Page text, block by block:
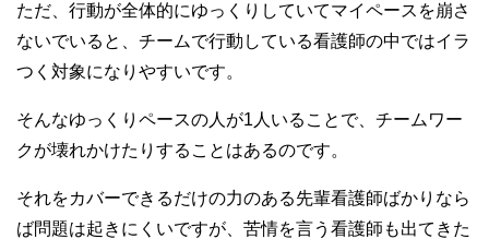
ただ、行動が全体的にゆっくりしていてマイペースを崩さ
ないでいると、チームで行動している看護師の中ではイラ
つく対象になりやすいです。
そんなゆっくりペースの人が1人いることで、チームワー
クが壊れかけたりすることはあるのです。
それをカバーできるだけの力のある先輩看護師ばかりなら
ば問題は起きにくいですが、苦情を言う看護師も出てきた